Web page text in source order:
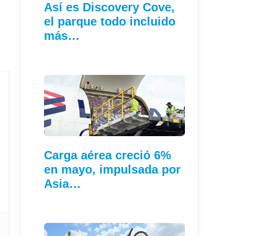
Así es Discovery Cove,
el parque todo incluido
más…
Carga aérea creció 6%
en mayo, impulsada por
Asia…